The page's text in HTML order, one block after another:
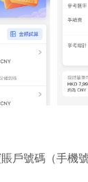
戶號碼（手機